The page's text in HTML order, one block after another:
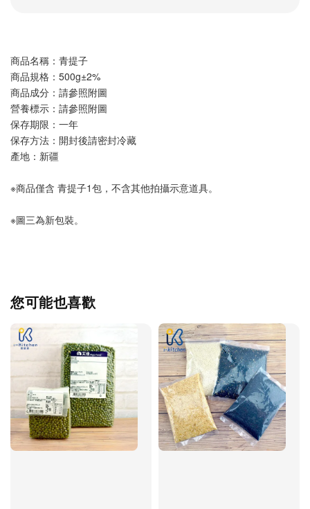
商品名稱：青提子
商品規格：500g±2%
商品成分：請參照附圖
營養標示：請參照附圖
保存期限：一年
保存方法：開封後請密封冷藏
產地：新疆
※商品僅含 青提子1包，不含其他拍攝示意道具。
※圖三為新包裝。
您可能也喜歡